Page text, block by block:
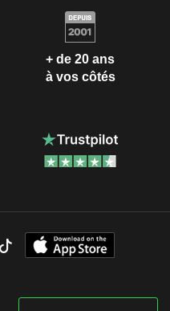
+ de 20 ans
à vos côtés